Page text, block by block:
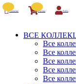
Сравнение Корзина Войти
ВСЕ
Все
Все
Все
Все
Все